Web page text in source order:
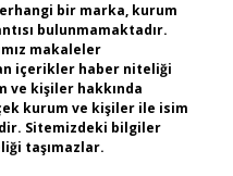
bir marka, kurum
bulunmamaktadır.
makaleler
içerikler haber niteliği
ve kişiler hakkında
kurum ve kişiler ile isim
Sitemizdeki bilgiler
taşımazlar.